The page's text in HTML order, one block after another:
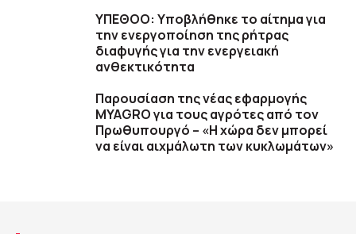
ΥΠΕΘΟΟ: Υποβλήθηκε το αίτημα για
την ενεργοποίηση της ρήτρας
διαφυγής για την ενεργειακή
ανθεκτικότητα
Παρουσίαση της νέας εφαρμογής
MYAGRO για τους αγρότες από τον
Πρωθυπουργό – «Η χώρα δεν μπορεί
να είναι αιχμάλωτη των κυκλωμάτων»